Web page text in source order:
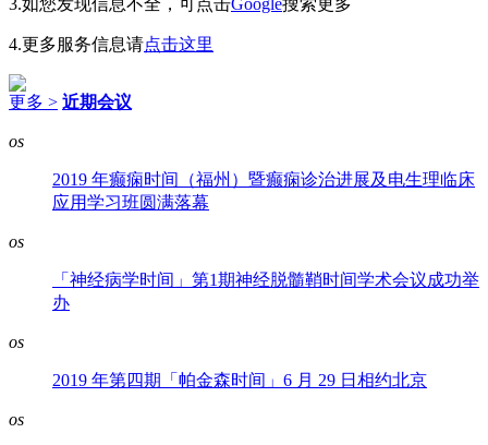
3.如您发现信息不全，可点击Google搜索更多
4.更多服务信息请点击这里
更多 > 近期会议
os
2019 年癫痫时间（福州）暨癫痫诊治进展及电生理临床
应用学习班圆满落幕
os
「神经病学时间」第1期神经脱髓鞘时间学术会议成功举
办
os
2019 年第四期「帕金森时间」6 月 29 日相约北京
os